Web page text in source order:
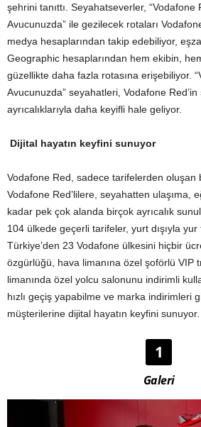
şehrini tanıttı. Seyahatseverler, “Vodafone
Avucunuzda” ile gezilecek rotaları
medya hesaplarından takip edebiliyor,
Geographic hesaplarından hem ekibin,
güzellikte daha fazla rotasına erişebiliyor.
Avucunuzda” seyahatleri, Vodafone
ayrıcalıklarıyla daha keyifli hale geliyor.
Dijital hayatın keyfini sunuyor
Vodafone Red, sadece tarifelerden oluşan
Vodafone Red’lilere, seyahatten ulaşıma,
kadar pek çok alanda birçok ayrıcalık
104 ülkede geçerli tarifeler, yurt dışıyla
Türkiye’den 23 Vodafone ülkesini hiçbir
özgürlüğü, hava limanına özel şoförlü VIP
limanında özel yolcu salonunu indirimli
hızlı geçiş yapabilme ve marka indirimleri
müşterilerine dijital hayatın keyfini sunuyor.
1
Galeri